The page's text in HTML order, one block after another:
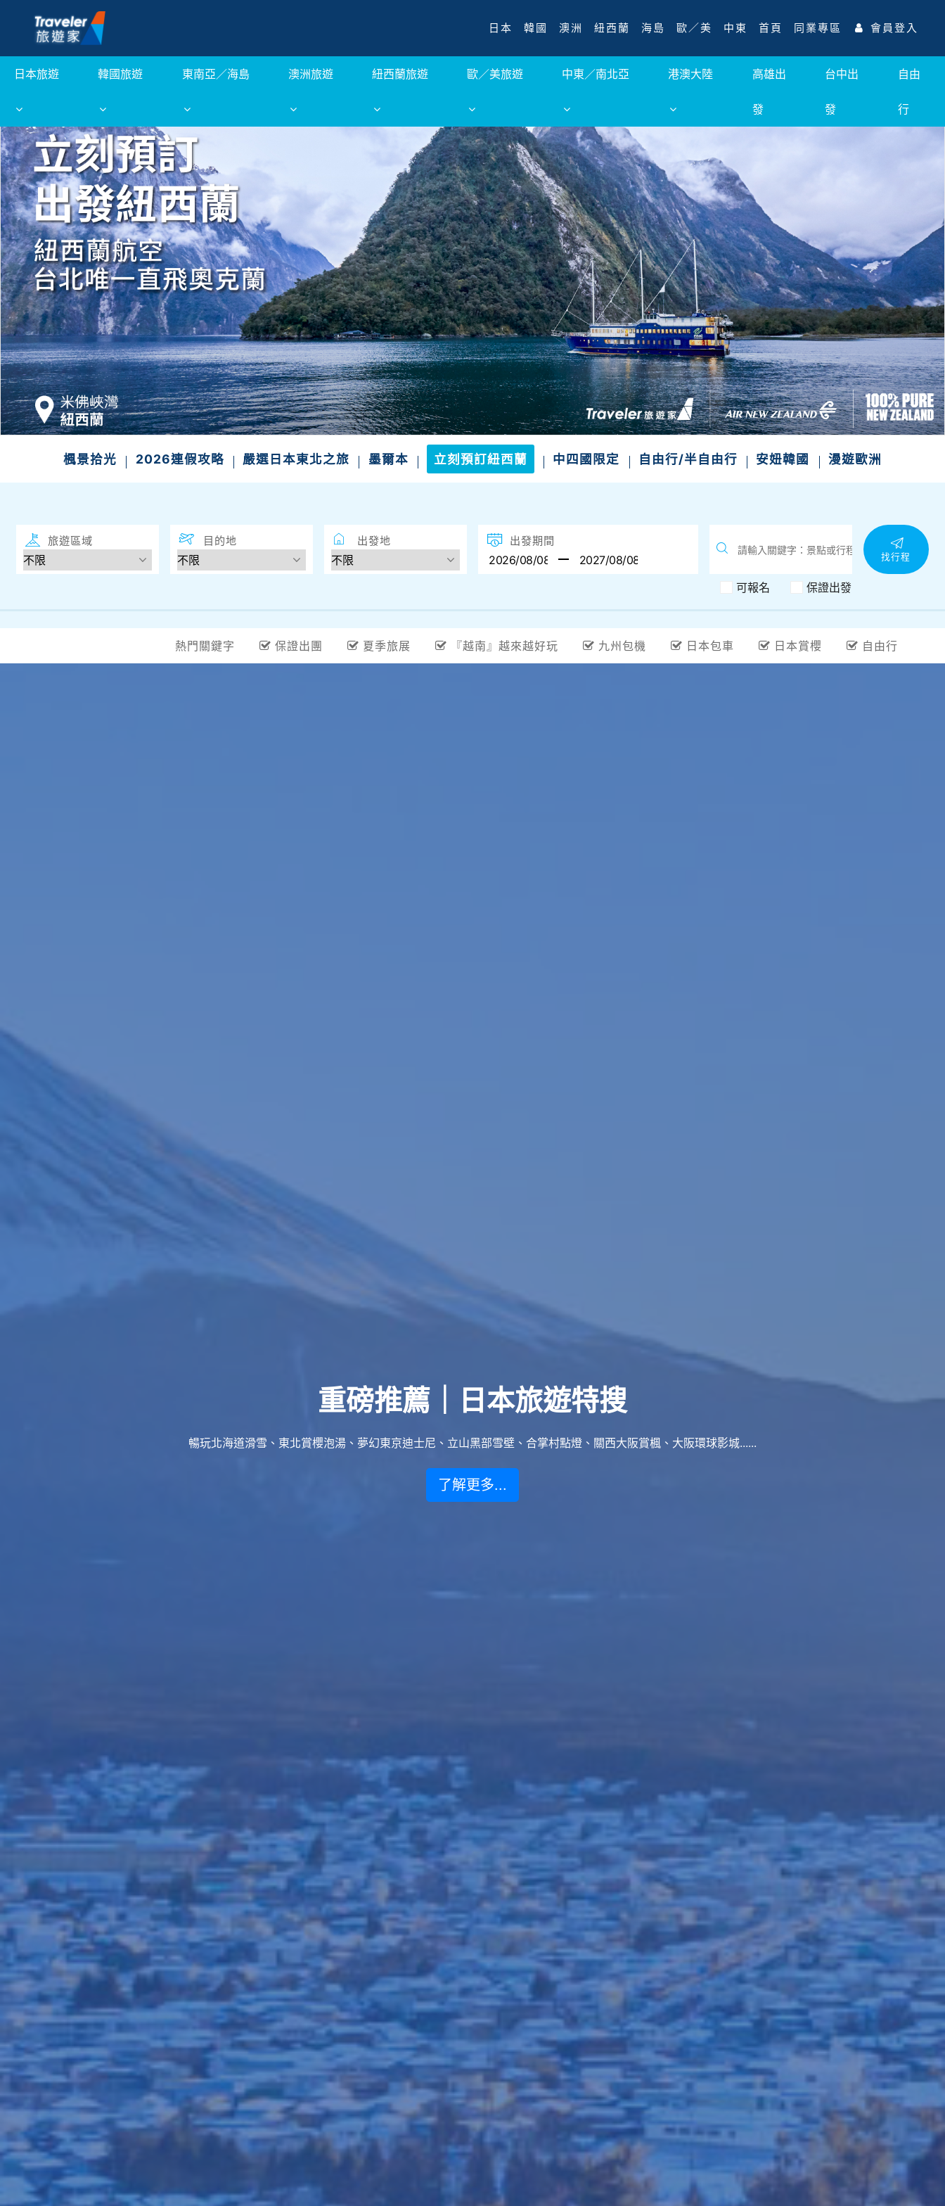
日本 韓國 澳洲 紐西蘭 海島 歐／美 中東 首頁 同業專區 會員登入
日本旅遊 韓國旅遊 東南亞／海島 澳洲旅遊 紐西蘭旅遊 歐／美旅遊 中東／南北亞 港澳大陸 高雄出
發
台中出
發
自由
行
四國絕景．山陰山陽．一次滿足
發現不一樣的風景 小眾秘境、世界遺產、溫泉美食一次收藏
精選航班席次，把握限定出發
楓景拾光 2026連假攻略 嚴選日本東北之旅 墨爾本 立刻預訂紐西蘭 中四國限定 自由行/半自由行 安妞韓國 漫遊歐洲
旅遊區域 目的地 出發地 出發期間
可報名 保證出發
找行程
熱門關鍵字 保證出團 夏季旅展 『越南』越來越好玩 九州包機 日本包車 日本賞櫻 自由行
重磅推薦｜日本旅遊特搜
暢玩北海道滑雪、東北賞櫻泡湯、夢幻東京迪士尼、立山黑部雪壁、合掌村點燈、關西大阪賞楓、大阪環球影城......
了解更多...